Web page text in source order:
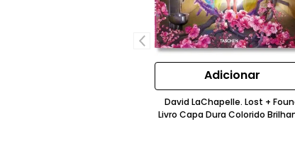
Adicionar
David LaChapelle. Lost +
Livro Capa Dura Colorido